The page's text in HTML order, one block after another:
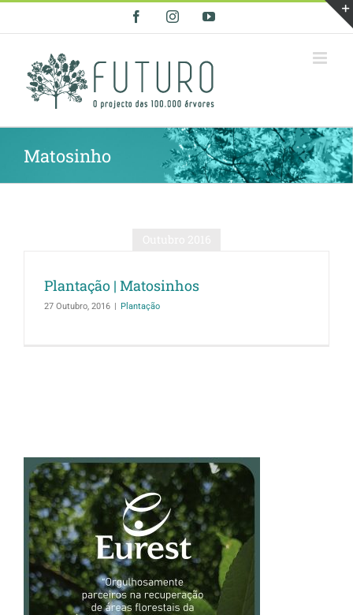
FacebookInstagramYouTube
Matosinho
Plantação | Matosinhos
27 Outubro, 2016 | Plantação